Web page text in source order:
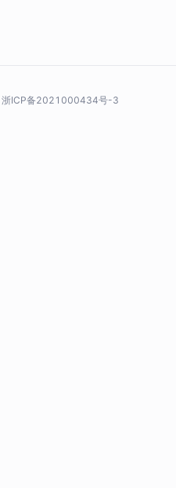
浙ICP备2021000434号-3